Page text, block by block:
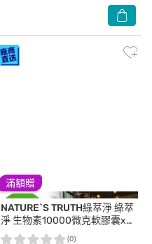
滿額贈
NATURE`S TRUTH綠萃淨綠萃
淨 生物素10000微克軟膠囊x3
瓶組(100粒/瓶)(0)